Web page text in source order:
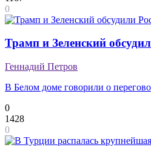
0
Трамп и Зеленский
Геннадий Петров
В Белом доме говорили о
0
1428
0